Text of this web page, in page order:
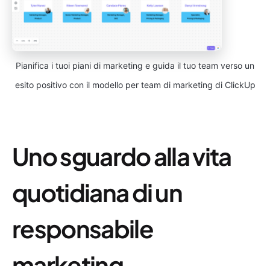
Pianifica i tuoi piani di marketing e guida il tuo team verso un
esito positivo con il modello per team di marketing di ClickUp
Uno sguardo alla vita
quotidiana di un
responsabile